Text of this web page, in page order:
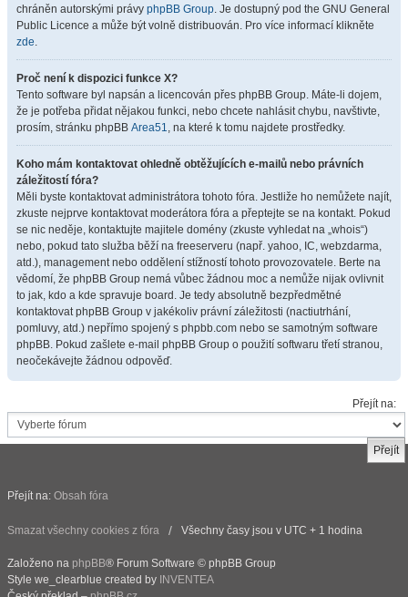
chráněn autorskými právy phpBB Group. Je dostupný pod the GNU General
Public Licence a může být volně distribuován. Pro více informací klikněte
zde.
Proč není k dispozici funkce X?
Tento software byl napsán a licencován přes phpBB Group. Máte-li dojem,
že je potřeba přidat nějakou funkci, nebo chcete nahlásit chybu, navštivte,
prosím, stránku phpBB Area51, na které k tomu najdete prostředky.
Koho mám kontaktovat ohledně obtěžujících e-mailů nebo právních
záležitostí fóra?
Měli byste kontaktovat administrátora tohoto fóra. Jestliže ho nemůžete najít,
zkuste nejprve kontaktovat moderátora fóra a přeptejte se na kontakt. Pokud
se nic neděje, kontaktujte majitele domény (zkuste vyhledat na „whois“)
nebo, pokud tato služba běží na freeserveru (např. yahoo, IC, webzdarma,
atd.), management nebo oddělení stížností tohoto provozovatele. Berte na
vědomí, že phpBB Group nemá vůbec žádnou moc a nemůže nijak ovlivnit
to jak, kdo a kde spravuje board. Je tedy absolutně bezpředmětné
kontaktovat phpBB Group v jakékoliv právní záležitosti (nactiutrhání,
pomluvy, atd.) nepřímo spojený s phpbb.com nebo se samotným software
phpBB. Pokud zašlete e-mail phpBB Group o použití softwaru třetí stranou,
neočekávejte žádnou odpověď.
Přejít na:
Přejít na: Obsah fóra
Smazat všechny cookies z fóra Všechny časy jsou v UTC + 1 hodina
Založeno na phpBB® Forum Software © phpBB Group
Style we_clearblue created by INVENTEA